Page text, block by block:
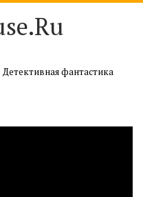
Детективная фантастика